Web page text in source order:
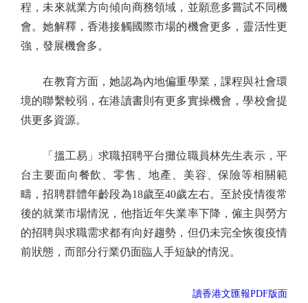
程，未來就業方向傾向商務領域，並願意多嘗試不同機
會。她解釋，香港接觸國際市場的機會更多，靈活性更
強，發展機會多。
在教育方面，她認為內地偏重學業，課程與社會環
境的聯繫較弱，在港讀書則有更多實操機會，學校會提
供更多資源。
「搵工易」求職招聘平台攤位職員林先生表示，平
台主要面向餐飲、零售、地產、美容、保險等相關範
疇，招聘群體年齡段為18歲至40歲左右。至於疫情復常
後的就業市場情況，他指近年失業率下降，僱主與勞方
的招聘與求職需求都有向好趨勢，但仍未完全恢復疫情
前狀態，而部分行業仍面臨人手短缺的情況。
讀香港文匯報PDF版面